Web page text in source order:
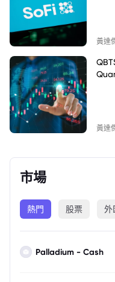
黃達
黃達
市場
熱門 股票 外
Palladium - Cash